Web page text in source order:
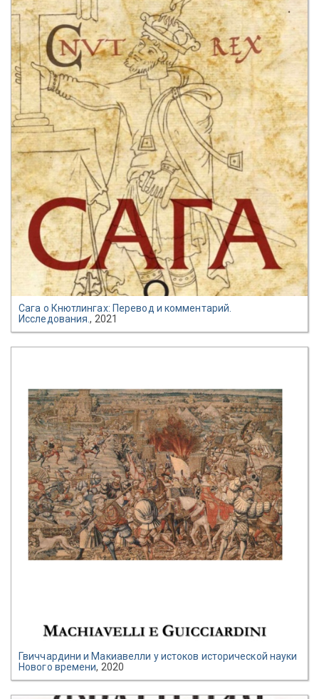
Сага о Кнютлингах: Перевод и комментарий.
Исследования., 2021
Гвиччардини и Макиавелли у истоков исторической науки
Нового времени, 2020